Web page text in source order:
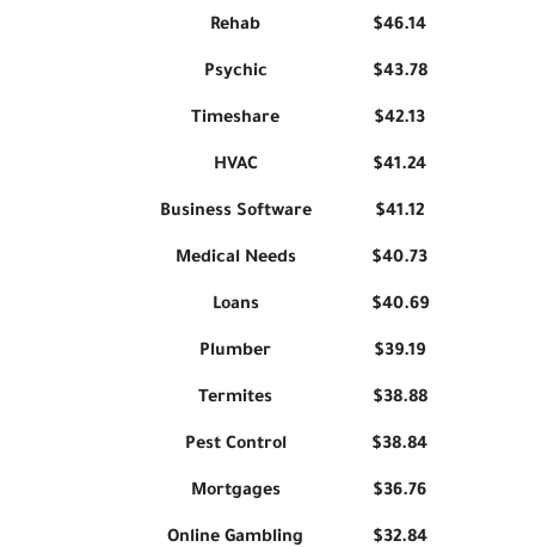
$46.14
$43.78
$42.13
$41.24
HVAC
$41.12
Business Software
$40.73
Medical Needs
$40.69
Loans
$39.19
$38.88
$38.84
Pest Control
$36.76
Mortgages
$32.84